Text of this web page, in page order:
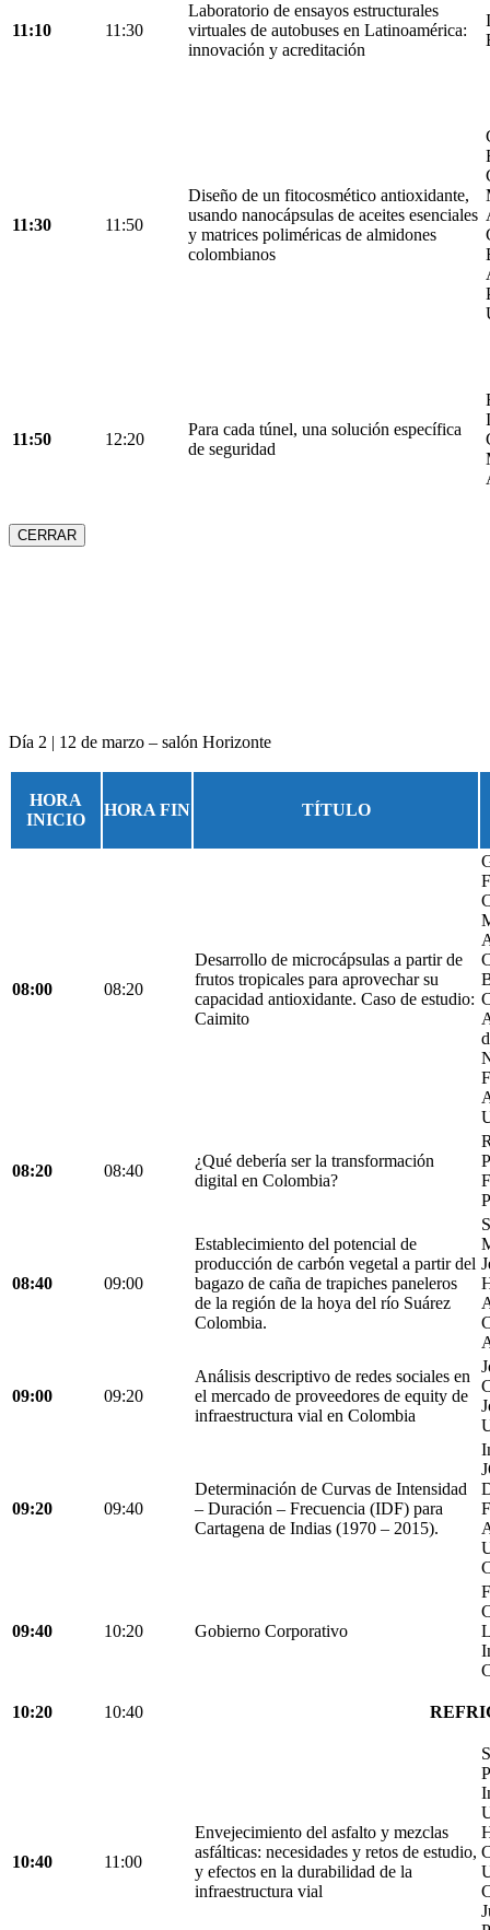
11:10 11:30
Laboratorio de ensayos estructurales
virtuales de autobuses en Latinoamérica:
innovación y acreditación
11:30 11:50
Diseño de un fitocosmético antioxidante,
usando nanocápsulas de aceites esenciales
y matrices poliméricas de almidones
colombianos
11:50 12:20
Para cada túnel, una solución específica
de seguridad
CERRAR
Día 2 | 12 de marzo – salón Horizonte
HORA
INICIO
HORA FIN TÍTULO
08:00 08:20
Desarrollo de microcápsulas a partir de
frutos tropicales para aprovechar su
capacidad antioxidante. Caso de estudio:
Caimito
08:20 08:40
¿Qué debería ser la transformación
digital en Colombia?
08:40 09:00
Establecimiento del potencial de
producción de carbón vegetal a partir del
bagazo de caña de trapiches paneleros
de la región de la hoya del río Suárez
Colombia.
09:00 09:20
Análisis descriptivo de redes sociales en
el mercado de proveedores de equity de
infraestructura vial en Colombia
09:20 09:40
Determinación de Curvas de Intensidad
– Duración – Frecuencia (IDF) para
Cartagena de Indias (1970 – 2015).
09:40 10:20 Gobierno Corporativo
10:20 10:40
10:40 11:00
Envejecimiento del asfalto y mezclas
asfálticas: necesidades y retos de estudio,
y efectos en la durabilidad de la
infraestructura vial